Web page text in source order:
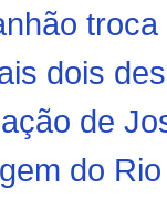
dois
de
do